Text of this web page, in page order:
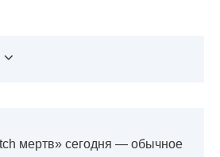
мертв» сегодня — обычное